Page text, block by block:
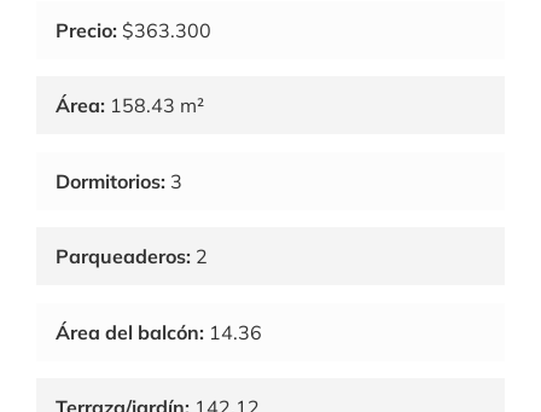
Precio: $363.300
Área: 158.43 m²
Dormitorios: 3
Parqueaderos: 2
Área del balcón: 14.36
Terraza/jardín: 142.12